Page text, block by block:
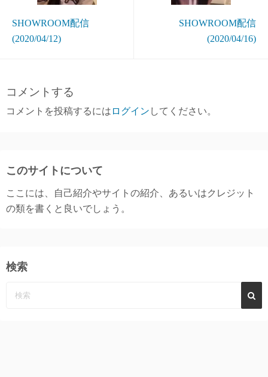
SHOWROOM配信
(2020/04/12)
SHOWROOM配信
(2020/04/16)
コメントする
コメントを投稿するには ログイン してください。
このサイトについて
ここには、自己紹介やサイトの紹介、あるいはクレジット
の類を書くと良いでしょう。
検索